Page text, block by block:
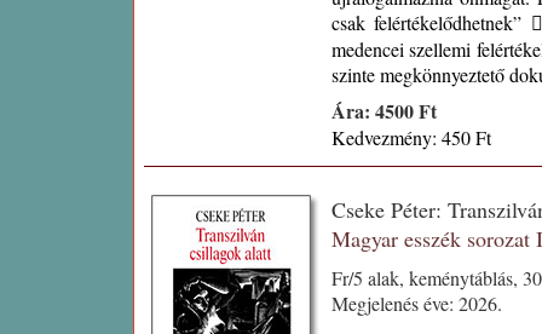
csak
medencei szellemi
szinte megkönnyeztető
Ára: 4500 Ft
Kedvezmény: 450 Ft
Cseke Péter:
Magyar esszék sorozat
Fr/5 alak, keménytáblás,
Megjelenés éve: 2026.